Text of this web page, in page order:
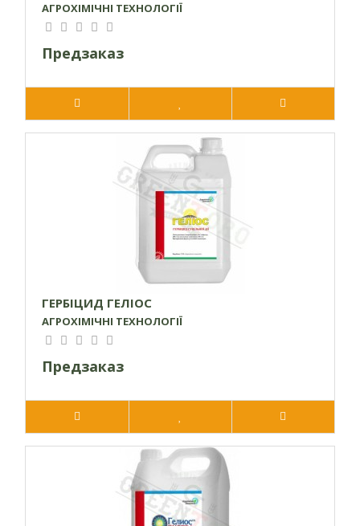
АГРОХІМІЧНІ ТЕХНОЛОГІЇ
Предзаказ
ГЕРБІЦИД ГЕЛІОС
АГРОХІМІЧНІ ТЕХНОЛОГІЇ
Предзаказ